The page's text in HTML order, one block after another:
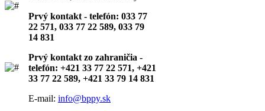
Prvý kontakt - telefón: 033 77
22 571, 033 77 22 589, 033 79
14 831
Prvý kontakt zo zahraničia -
telefón: +421 33 77 22 571, +421
33 77 22 589, +421 33 79 14 831
E-mail: info@bppy.sk